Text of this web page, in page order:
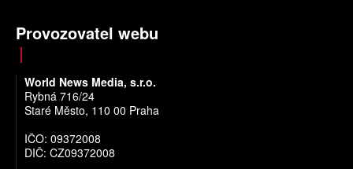
Provozovatel webu
World News Media, s.r.o.
Rybná 716/24
Staré Město, 110 00 Praha
IČO: 09372008
DIČ: CZ09372008